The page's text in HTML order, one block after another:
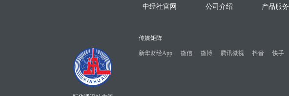
中经社官网 公司介绍 产品服务
传媒矩阵
新华财经App 微信 微博 腾讯微视 抖音 快手